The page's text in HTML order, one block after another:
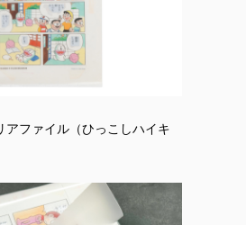
アファイル（ひっこしハイキ